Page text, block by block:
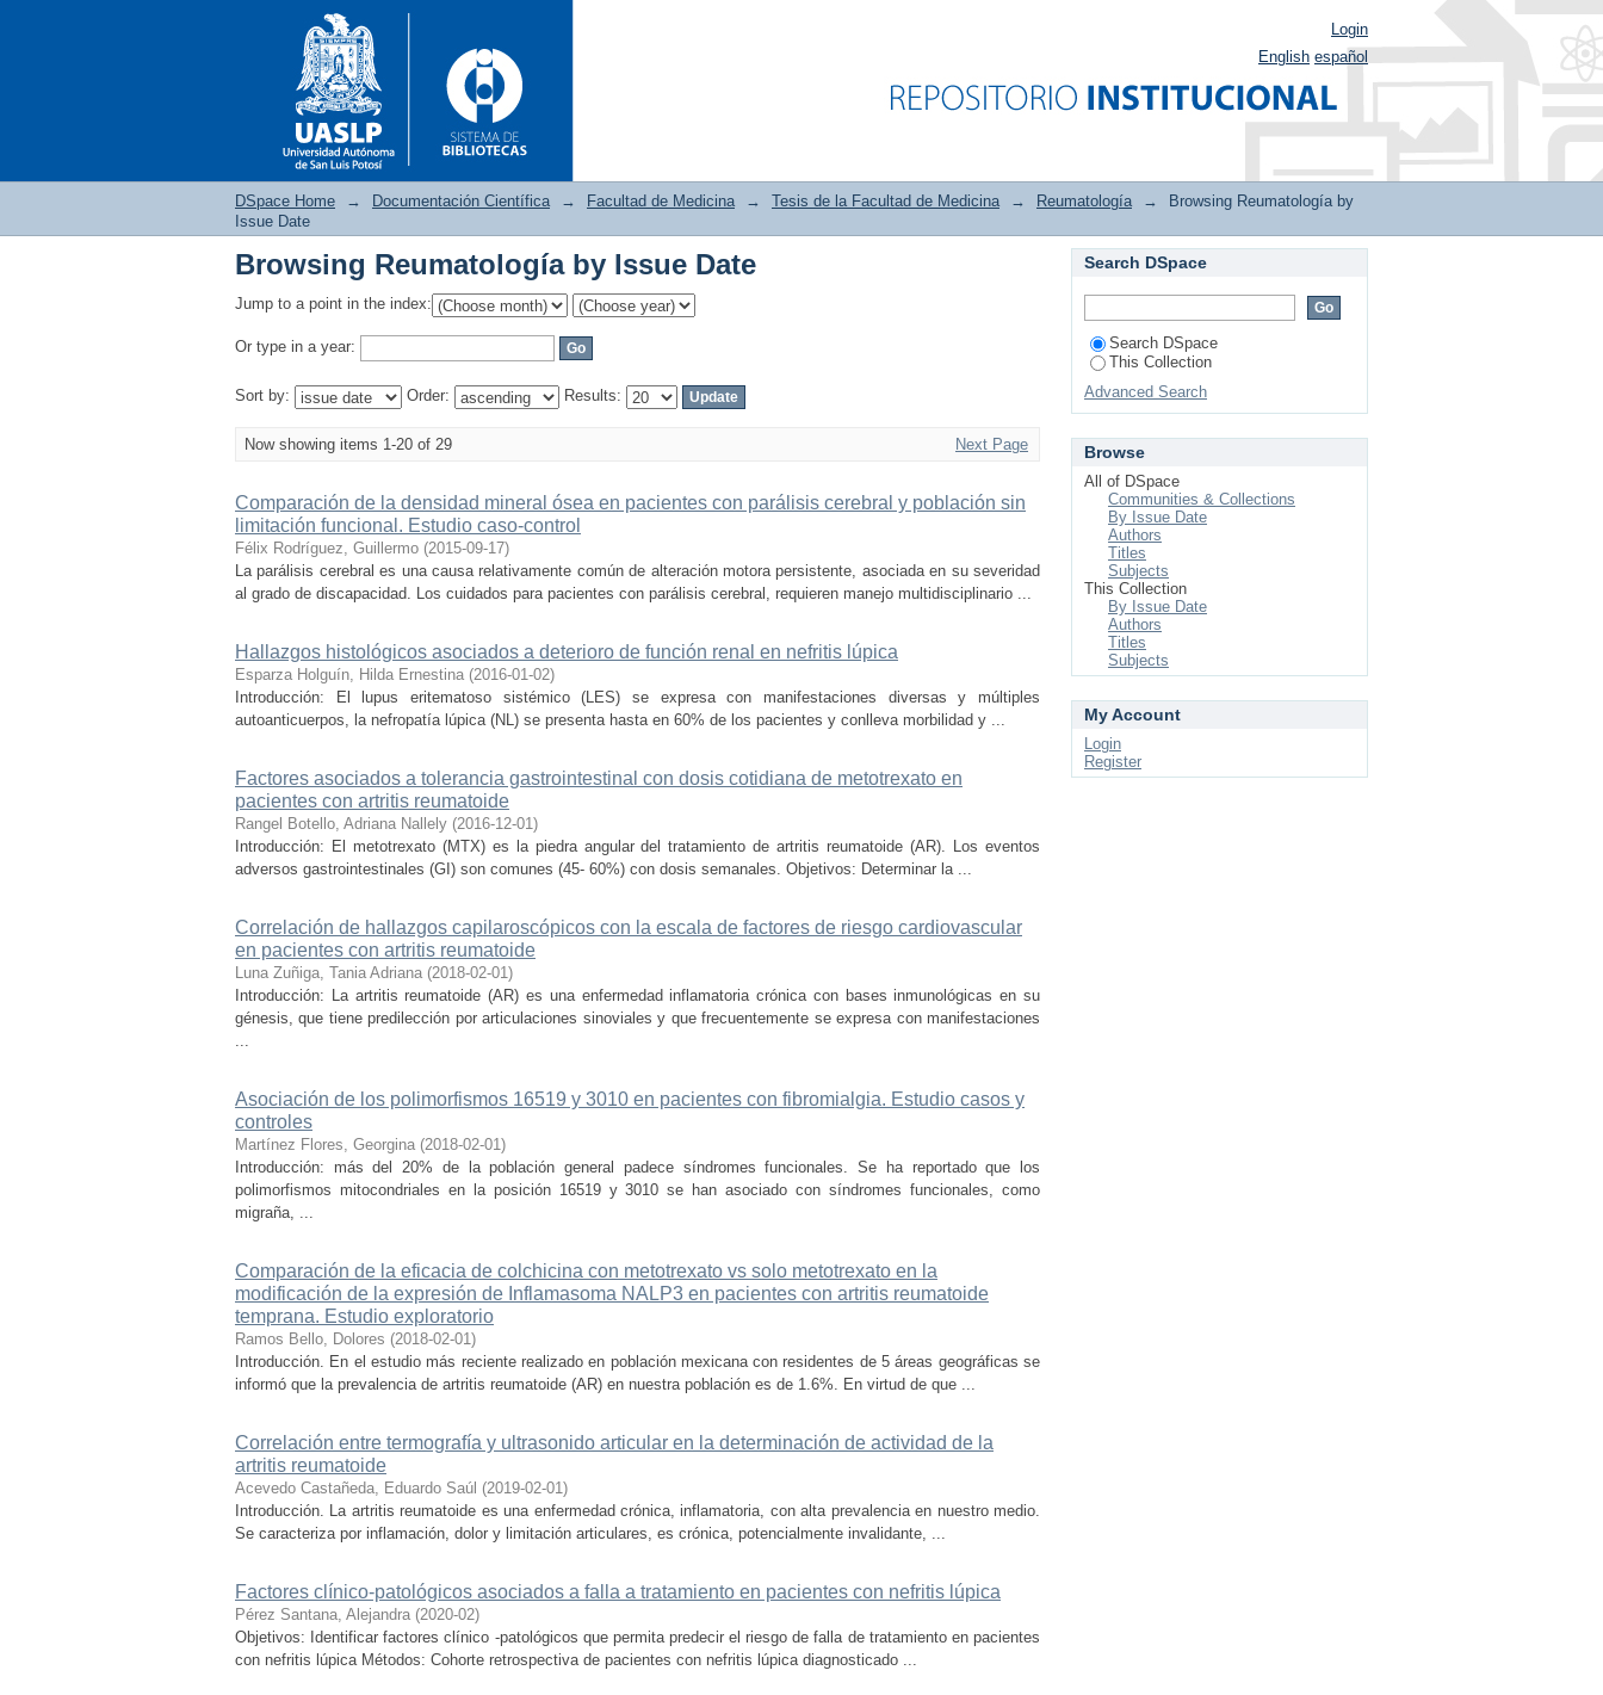
Browsing Reumatología by Issue Date
Login
English español
DSpace Home → Documentación Científica → Facultad de Medicina → Tesis de la Facultad de Medicina → Reumatología →
Browsing Reumatología by
Issue Date
Browsing Reumatología by Issue Date
Jump to a point in the index:
Or type in a year:
Sort by: Order: Results:
Now showing items 1-20 of 29 Next Page
Comparación de la densidad mineral ósea en pacientes con parálisis cerebral y población sin
limitación funcional. Estudio caso-control
Félix Rodríguez, Guillermo (2015-09-17)
La parálisis cerebral es una causa relativamente común de alteración motora persistente, asociada en su severidad
al grado de discapacidad. Los cuidados para pacientes con parálisis cerebral, requieren manejo multidisciplinario ...
Hallazgos histológicos asociados a deterioro de función renal en nefritis lúpica
Esparza Holguín, Hilda Ernestina (2016-01-02)
Introducción: El lupus eritematoso sistémico (LES) se expresa con manifestaciones diversas y múltiples
autoanticuerpos, la nefropatía lúpica (NL) se presenta hasta en 60% de los pacientes y conlleva morbilidad y ...
Factores asociados a tolerancia gastrointestinal con dosis cotidiana de metotrexato en
pacientes con artritis reumatoide
Rangel Botello, Adriana Nallely (2016-12-01)
Introducción: El metotrexato (MTX) es la piedra angular del tratamiento de artritis reumatoide (AR). Los eventos
adversos gastrointestinales (GI) son comunes (45- 60%) con dosis semanales. Objetivos: Determinar la ...
Correlación de hallazgos capilaroscópicos con la escala de factores de riesgo cardiovascular
en pacientes con artritis reumatoide
Luna Zuñiga, Tania Adriana (2018-02-01)
Introducción: La artritis reumatoide (AR) es una enfermedad inflamatoria crónica con bases inmunológicas en su
génesis, que tiene predilección por articulaciones sinoviales y que frecuentemente se expresa con manifestaciones
...
Asociación de los polimorfismos 16519 y 3010 en pacientes con fibromialgia. Estudio casos y
controles
Martínez Flores, Georgina (2018-02-01)
Introducción: más del 20% de la población general padece síndromes funcionales. Se ha reportado que los
polimorfismos mitocondriales en la posición 16519 y 3010 se han asociado con síndromes funcionales, como
migraña, ...
Comparación de la eficacia de colchicina con metotrexato vs solo metotrexato en la
modificación de la expresión de Inflamasoma NALP3 en pacientes con artritis reumatoide
temprana. Estudio exploratorio
Ramos Bello, Dolores (2018-02-01)
Introducción. En el estudio más reciente realizado en población mexicana con residentes de 5 áreas geográficas se
informó que la prevalencia de artritis reumatoide (AR) en nuestra población es de 1.6%. En virtud de que ...
Correlación entre termografía y ultrasonido articular en la determinación de actividad de la
artritis reumatoide
Acevedo Castañeda, Eduardo Saúl (2019-02-01)
Introducción. La artritis reumatoide es una enfermedad crónica, inflamatoria, con alta prevalencia en nuestro medio.
Se caracteriza por inflamación, dolor y limitación articulares, es crónica, potencialmente invalidante, ...
Factores clínico-patológicos asociados a falla a tratamiento en pacientes con nefritis lúpica
Pérez Santana, Alejandra (2020-02)
Objetivos: Identificar factores clínico -patológicos que permita predecir el riesgo de falla de tratamiento en pacientes
con nefritis lúpica Métodos: Cohorte retrospectiva de pacientes con nefritis lúpica diagnosticado ...
Search DSpace
Search DSpace
This Collection
Advanced Search
Browse
All of DSpace
Communities & Collections
By Issue Date
Authors
Titles
Subjects
This Collection
By Issue Date
Authors
Titles
Subjects
My Account
Login
Register